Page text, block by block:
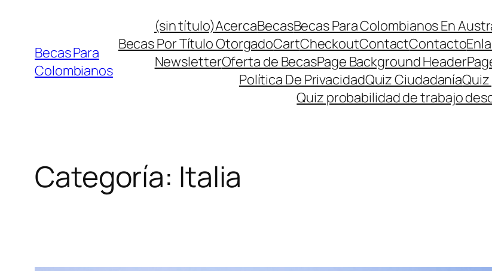
contenido
Becas Para
Colombianos
(sin título)AcercaBecasBecas Para Colombianos En
Becas Por Título OtorgadoCartCheckoutContactContacto
NewsletterOferta de BecasPage Background Header
Política De PrivacidadQuiz Ciudadanía
Quiz probabilidad de trabajo
Categoría: Italia